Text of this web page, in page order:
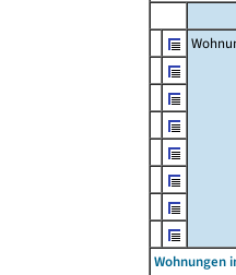
Wohnungen